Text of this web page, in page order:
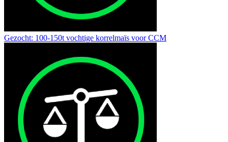
Gezocht: 100-150t vochtige korrelmaïs voor CCM